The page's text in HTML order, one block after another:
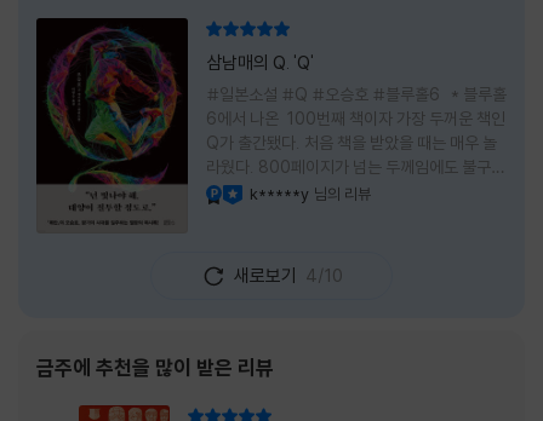
삼남매의 Q. 'Q'
#일본소설 #Q #오승호 #블루홀6 * 블루홀
6에서 나온 100번째 책이자 가장 두꺼운 책인
Q가 출간됐다. 처음 책을 받았을 때는 매우 놀
라웠다. 800페이지가 넘는 두께임에도 불구하
고 생각보다 책이 가벼웠다. 여기에 측면을 영
제목이 Q란다. 처음 제목을 봤을 때 나는 질문
을 의미하는 Question을 떠올렸다. 하지만 이
려는 걸까, 아니면 같이 논의를 하자는 걸까 고
개를 갸웃거리며 책을 펴들었다. * 틈만 나면
경적을 울리고 욕을 입에 달고 사는 선배와 일
k*****y 님의 리뷰
새로보기 4/10
금주에 추천을 많이 받은 리뷰